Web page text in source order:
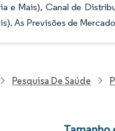
e Mais), Canal de
As Previsões de
Pesquisa De Saúde